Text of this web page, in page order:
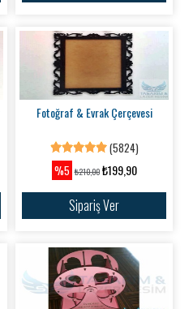
Fotoğraf & Evrak Çerçevesi
(5824)
%5 ₺210,00₺199,90
Sipariş Ver